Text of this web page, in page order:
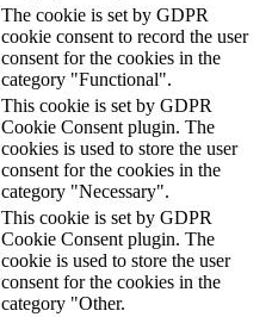
The cookie is set by GDPR
cookie consent to record the user
consent for the cookies in the
category "Functional".
This cookie is set by GDPR
Cookie Consent plugin. The
cookies is used to store the user
consent for the cookies in the
category "Necessary".
This cookie is set by GDPR
Cookie Consent plugin. The
cookie is used to store the user
consent for the cookies in the
category "Other.